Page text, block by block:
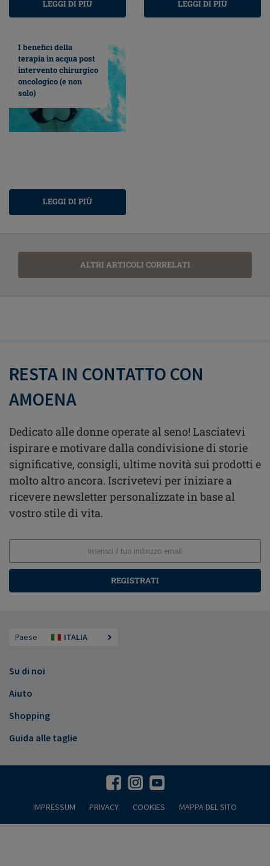
LEGGI DI PIÙ LEGGI DI PIÙ
I benefici della
terapia in acqua post
intervento chirurgico
oncologico (e non
solo)
LEGGI DI PIÙ
ALTRI ARTICOLI CORRELATI
RESTA IN CONTATTO CON
AMOENA
Dedicato alle donne operate al seno! Lasciatevi
ispirare e motivare dalla condivisione di storie
significative, consigli, ultime novità sui prodotti e
molto altro ancora. Iscrivetevi per iniziare a
ricevere newsletter personalizzate in base al
vostro stile di vita.
REGISTRATI
Paese ITALIA
Su di noi
Aiuto
Shopping
Guida alle taglie
IMPRESSUM PRIVACY COOKIES MAPPA DEL SITO